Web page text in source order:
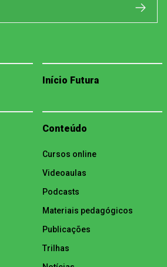
Início Futura
Conteúdo
Cursos online
Videoaulas
Podcasts
Materiais pedagógicos
Publicações
Trilhas